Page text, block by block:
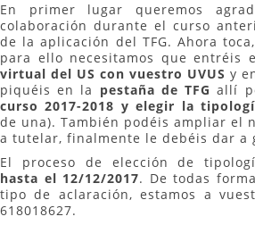
En primer lugar queremos
colaboración durante el curso
de la aplicación del TFG. Ahora
para ello necesitamos que entréis
virtual del US con vuestro UVUS y
piquéis en la pestaña de TFG allí
curso 2017-2018 y elegir la
de una). También podéis ampliar el
a tutelar, finalmente le debéis dar a
El proceso de elección de
hasta el 12/12/2017. De todas
tipo de aclaración, estamos a
618018627.